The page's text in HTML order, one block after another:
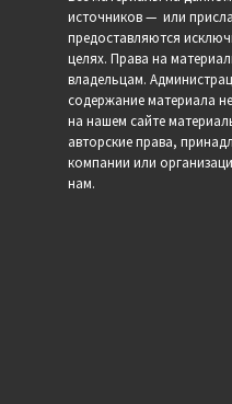
источников — или
предоставляются
целях. Права на
владельцам.
содержание материала
на нашем сайте
авторские права,
компании или
нам.